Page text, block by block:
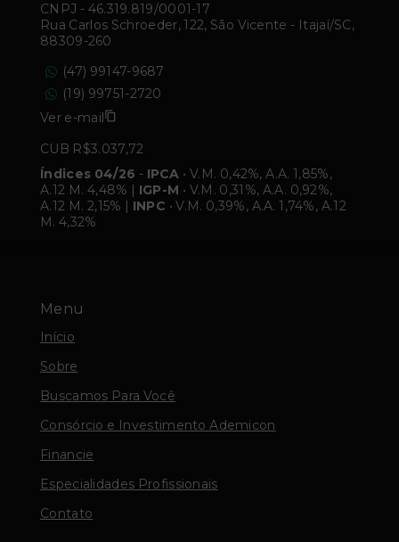
Menu
Início
Sobre
Buscamos Para Você
Consórcio e Investimento Ademicon
Financie
Especialidades Profissionais
Contato
CNPJ - 46.319.819/0001-17
Rua Carlos Schroeder, 122, São Vicente - Itajaí/SC,
88309-260
(47) 99147-9687
(19) 99751-2720
Ver e-mail
CUB R$3.037,72
Índices 04/26 - IPCA • V.M. 0,42%, A.A. 1,85%,
A.12 M. 4,48% | IGP-M • V.M. 0,31%, A.A. 0,92%,
A.12 M. 2,15% | INPC • V.M. 0,39%, A.A. 1,74%, A.12
M. 4,32%